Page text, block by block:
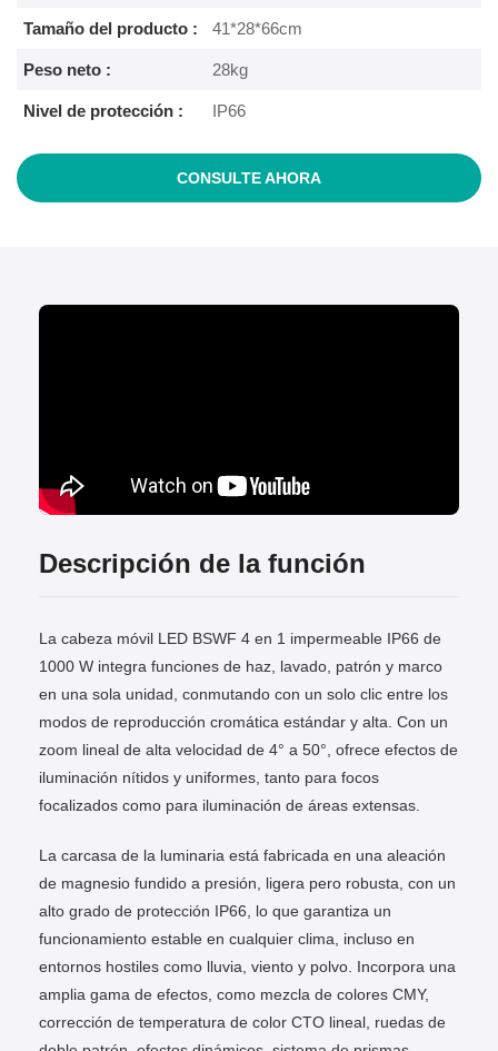
Tamaño del producto : 41*28*66cm
Peso neto : 28kg
Nivel de protección : IP66
CONSULTE AHORA
Descripción de la función
La cabeza móvil LED BSWF 4 en 1 impermeable IP66 de
1000 W integra funciones de haz, lavado, patrón y marco
en una sola unidad, conmutando con un solo clic entre los
modos de reproducción cromática estándar y alta. Con un
zoom lineal de alta velocidad de 4° a 50°, ofrece efectos de
iluminación nítidos y uniformes, tanto para focos
focalizados como para iluminación de áreas extensas.
La carcasa de la luminaria está fabricada en una aleación
de magnesio fundido a presión, ligera pero robusta, con un
alto grado de protección IP66, lo que garantiza un
funcionamiento estable en cualquier clima, incluso en
entornos hostiles como lluvia, viento y polvo. Incorpora una
amplia gama de efectos, como mezcla de colores CMY,
corrección de temperatura de color CTO lineal, ruedas de